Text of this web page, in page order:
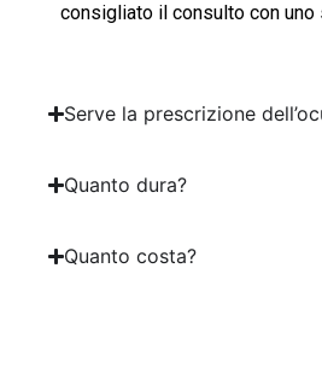
consigliato il consulto con uno
Serve la prescrizione
Quanto dura?
Quanto costa?